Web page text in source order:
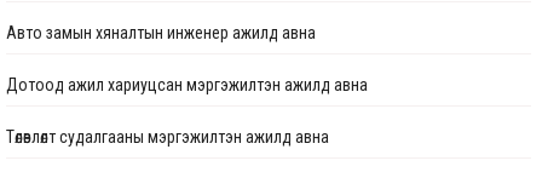
Гамшигт өртсөн 207 дугаар байр (Улаанбаатар хот, Баянзүрх дүүрэг, 26
хүрээнд барилгын зураг төслийг шинэчлэн боловсруулах
“Нийслэлийн Хөрөнгө оруулалтын газар ОНӨААТҮГ” -ын оффисын өрөө болон
Авто замын хяналтын инженер ажилд авна
Дотоод ажил хариуцсан мэргэжилтэн ажилд авна
Төлөвлөлт судалгааны мэргэжилтэн ажилд авна